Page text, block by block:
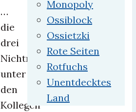
…
die
drei
Nichtraucher
unter
den
Kollegen
Monopoly
Ossiblock
Ossietzki
Rote Seiten
Rotfuchs
Unentdecktes
Land